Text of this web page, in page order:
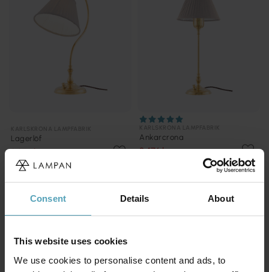
Consent Details About
This website uses cookies
We use cookies to personalise content and ads, to
Lagerlöf
2 876 kr
Rek. 3 600 kr
Ankarcrona
2 476 kr